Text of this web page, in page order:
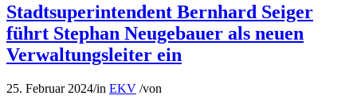
Stadtsuperintendent Bernhard Seiger
führt Stephan Neugebauer als neuen
Verwaltungsleiter ein
25. Februar 2024/in EKV /von